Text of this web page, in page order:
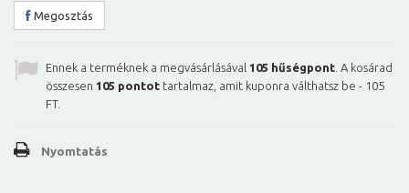
Megosztás
Ennek a terméknek a megvásárlásával 105 hűségpont . A kosárad
összesen 105 pontot tartalmaz, amit kuponra válthatsz be - 105
FT.
Nyomtatás